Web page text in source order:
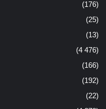
(176)
(25)
(13)
(4 476)
(166)
(192)
(22)